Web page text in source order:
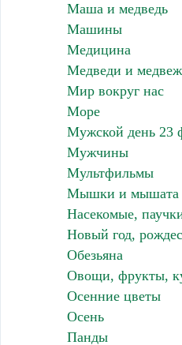
Маша и медведь
Машины
Медицина
Медведи и
Мир вокруг нас
Море
Мужской день 23
Мужчины
Мультфильмы
Мышки и мышата
Насекомые,
Новый год,
Обезьяна
Овощи, фрукты,
Осенние цветы
Осень
Панды